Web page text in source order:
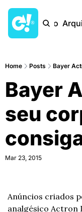
Início
Home Posts Bayer
Bayer
seu
Mar 23, 2015
Anúncios criados
analgésico Actron